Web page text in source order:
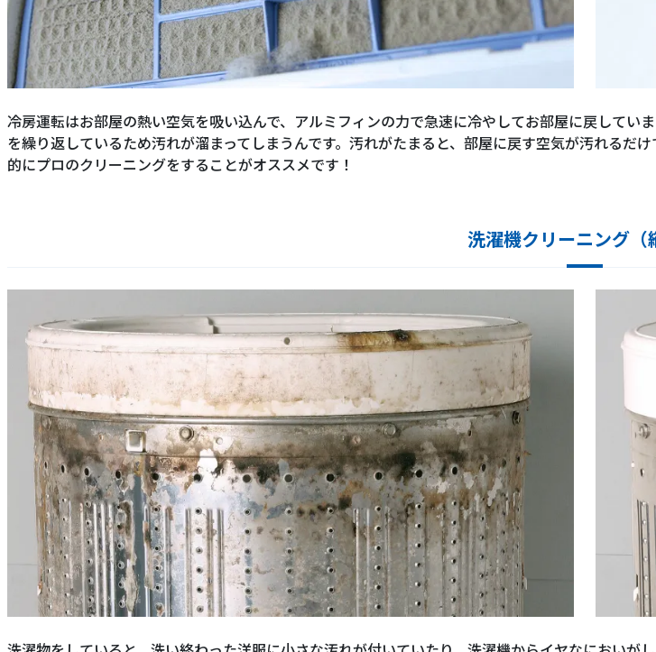
冷房運転はお部屋の熱い空気を吸い込んで、アルミフィンの力で急速に冷やしてお部屋に戻して
を繰り返しているため汚れが溜まってしまうんです。汚れがたまると、部屋に戻す空気が汚れるだ
的にプロのクリーニングをすることがオススメです！
洗濯機クリーニング（